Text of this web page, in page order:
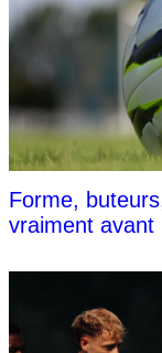
Forme,
vraiment avant